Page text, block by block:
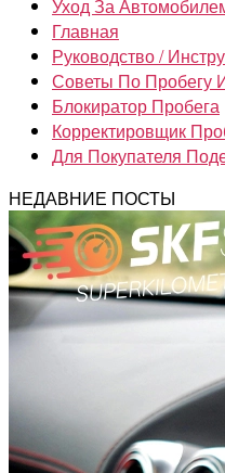
Уход За
Главная
Руководство /
Советы По Пробегу
Блокиратор Пробега
Корректировщик
Для Покупателя
НЕДАВНИЕ ПОСТЫ